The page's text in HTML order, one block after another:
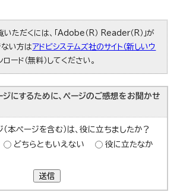
ただくには、「Adobe（R） Reader（R）」が
ない方は アドビシステムズ社のサイト（新しいウ
ード（無料）してください。
ジにするために、ページのご感想をお聞かせ
本ページを含む）は、役に立ちましたか？
どちらともいえない
役に立たなか
送信